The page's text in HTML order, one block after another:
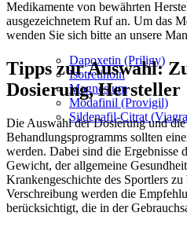
Dapoxetin (Priligy)
Isotretinoin
Magnesium
Modafinil (Provigil)
Sildenafil-Citrat
Medikamente von bewährten
ausgezeichnetem Ruf an. Um das
wenden Sie sich bitte an unsere
Tipps zur Auswahl:
Dosierung, Hersteller
Die Auswahl der Dosierung und
Behandlungsprogramms sollten
werden. Dabei sind die Ergebnisse
Gewicht, der allgemeine
Krankengeschichte des Sportlers
Verschreibung werden die
berücksichtigt, die in der